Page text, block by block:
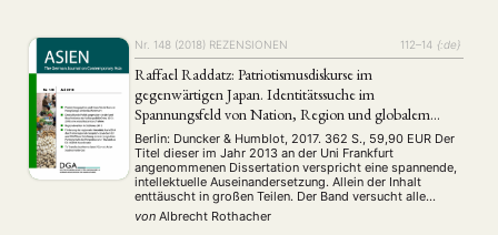
STUDIUM
ENGLISH
Nr. 148 (2018) REZENSIONEN 112–14 {:de}
Raffael Raddatz: Patriotismusdiskurse im
gegenwärtigen Japan. Identitätssuche im
Spannungsfeld von Nation, Region und globalem
Kapital zu Beginn des 21. Jahrhunderts
Berlin: Duncker & Humblot, 2017. 362 S., 59,90 EUR Der
Titel dieser im Jahr 2013 an der Uni Frankfurt
angenommenen Dissertation verspricht eine spannende,
intellektuelle Auseinandersetzung. Allein der Inhalt
enttäuscht in großen Teilen. Der Band versucht alle
Facetten des zeitgenössischen Nationalismus in Japan
„diskursanalytisch“ zu ergründen, ein ambitiöses
von Albrecht Rothacher